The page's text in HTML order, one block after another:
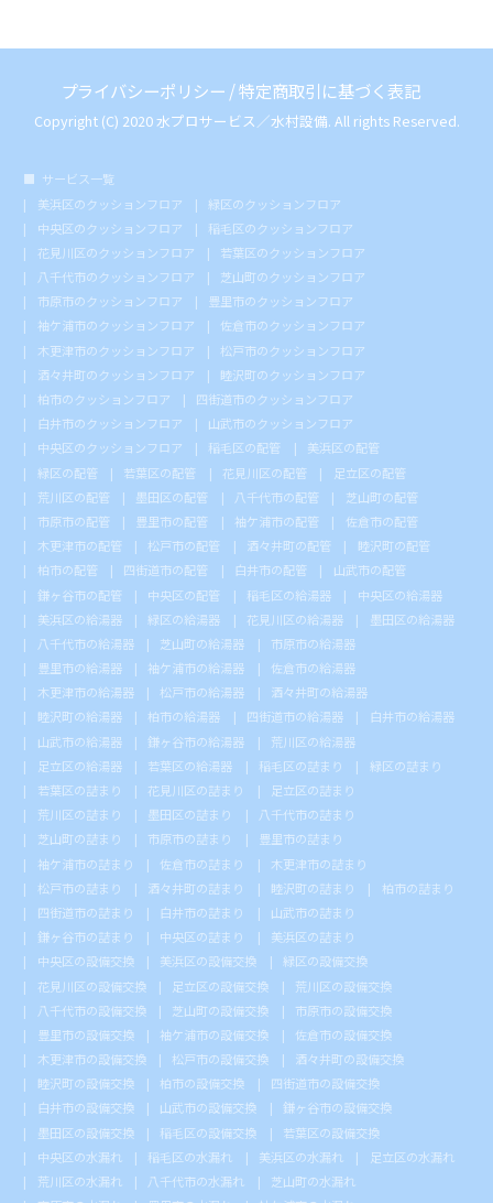
プライバシーポリシー /特定商取引に基づく表記
Copyright (C) 2020 水プロサービス／水村設備. All rights Reserved.
サービス一覧
美浜区のクッションフロア
緑区のクッションフロア
中央区のクッションフロア
稲毛区のクッションフロア
花見川区のクッションフロア
若葉区のクッションフロア
八千代市のクッションフロア
芝山町のクッションフロア
市原市のクッションフロア
豊里市のクッションフロア
袖ケ浦市のクッションフロア
佐倉市のクッションフロア
木更津市のクッションフロア
松戸市のクッションフロア
酒々井町のクッションフロア
睦沢町のクッションフロア
柏市のクッションフロア
四街道市のクッションフロア
白井市のクッションフロア
山武市のクッションフロア
中央区のクッションフロア
稲毛区の配管
美浜区の配管
緑区の配管
若葉区の配管 花見川区の配管
足立区の配管
荒川区の配管
墨田区の配管 八千代市の配管
芝山町の配管
市原市の配管
豊里市の配管 袖ケ浦市の配管
佐倉市の配管
木更津市の配管
松戸市の配管 酒々井町の配管
睦沢町の配管
柏市の配管
四街道市の配管 白井市の配管
山武市の配管
鎌ヶ谷市の配管
中央区の配管 稲毛区の給湯器
中央区の給湯器
美浜区の給湯器
緑区の給湯器 花見川区の給湯器
墨田区の給湯器
八千代市の給湯器
芝山町の給湯器
市原市の給湯器
豊里市の給湯器
袖ケ浦市の給湯器
佐倉市の給湯器
木更津市の給湯器
松戸市の給湯器
酒々井町の給湯器
睦沢町の給湯器
柏市の給湯器 四街道市の給湯器
白井市の給湯器
山武市の給湯器
鎌ヶ谷市の給湯器
荒川区の給湯器
足立区の給湯器
若葉区の給湯器 稲毛区の詰まり
緑区の詰まり
若葉区の詰まり
花見川区の詰まり
足立区の詰まり
荒川区の詰まり
墨田区の詰まり
八千代市の詰まり
芝山町の詰まり
市原市の詰まり
豊里市の詰まり
袖ケ浦市の詰まり
佐倉市の詰まり
木更津市の詰まり
松戸市の詰まり
酒々井町の詰まり 睦沢町の詰まり
柏市の詰まり
四街道市の詰まり
白井市の詰まり
山武市の詰まり
鎌ヶ谷市の詰まり
中央区の詰まり
美浜区の詰まり
中央区の設備交換
美浜区の設備交換
緑区の設備交換
花見川区の設備交換
足立区の設備交換
荒川区の設備交換
八千代市の設備交換
芝山町の設備交換
市原市の設備交換
豊里市の設備交換
袖ケ浦市の設備交換
佐倉市の設備交換
木更津市の設備交換
松戸市の設備交換
酒々井町の設備交換
睦沢町の設備交換
柏市の設備交換
四街道市の設備交換
白井市の設備交換
山武市の設備交換
鎌ヶ谷市の設備交換
墨田区の設備交換
稲毛区の設備交換
若葉区の設備交換
中央区の水漏れ
稲毛区の水漏れ 美浜区の水漏れ
足立区の水漏れ
荒川区の水漏れ
八千代市の水漏れ
芝山町の水漏れ